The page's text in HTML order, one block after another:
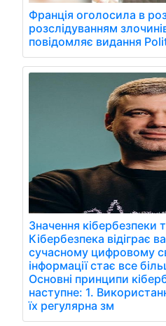
Франція оголосила в
розслідуванням
повідомляє видання
Значення кібербезпеки
Кібербезпека відіграє
сучасному цифровому
інформації стає все
Основні принципи
наступне: 1.
їх регулярна зм